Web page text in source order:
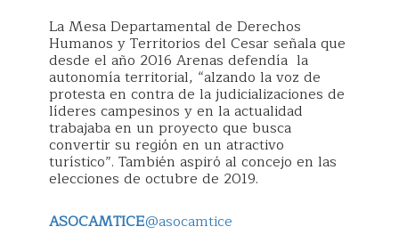
La Mesa Departamental de Derechos
Humanos y Territorios del Cesar señala que
desde el año 2016 Arenas defendía la
autonomía territorial, “alzando la voz de
protesta en contra de la judicializaciones de
líderes campesinos y en la actualidad
trabajaba en un proyecto que busca
convertir su región en un atractivo
turístico”. También aspiró al concejo en las
elecciones de octubre de 2019.
ASOCAMTICE@asocamtice